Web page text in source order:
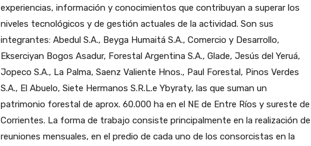
experiencias, información y conocimientos que contribuyan a superar los
niveles tecnológicos y de gestión actuales de la actividad. Son sus
integrantes: Abedul S.A., Beyga Humaitá S.A., Comercio y Desarrollo,
Ekserciyan Bogos Asadur, Forestal Argentina S.A., Glade, Jesús del Yeruá,
Jopeco S.A., La Palma, Saenz Valiente Hnos., Paul Forestal, Pinos Verdes
S.A., El Abuelo, Siete Hermanos S.R.L.e Ybyraty, las que suman un
patrimonio forestal de aprox. 60.000 ha en el NE de Entre Ríos y sureste de
Corrientes. La forma de trabajo consiste principalmente en la realización de
reuniones mensuales, en el predio de cada uno de los consorcistas en la